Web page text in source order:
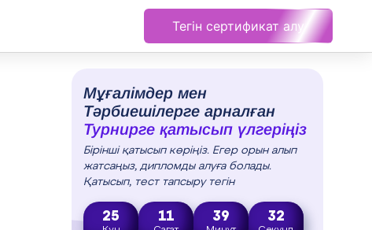
Тегін сертификат алу
Мұғалімдер мен
Тәрбиешілерге арналған
Турнирге қатысып үлгеріңіз
Бірінші қатысып көріңіз. Егер орын алып
жатсаңыз, дипломды алуға болады.
Қатысып, тест тапсыру тегін
25 11 39 32